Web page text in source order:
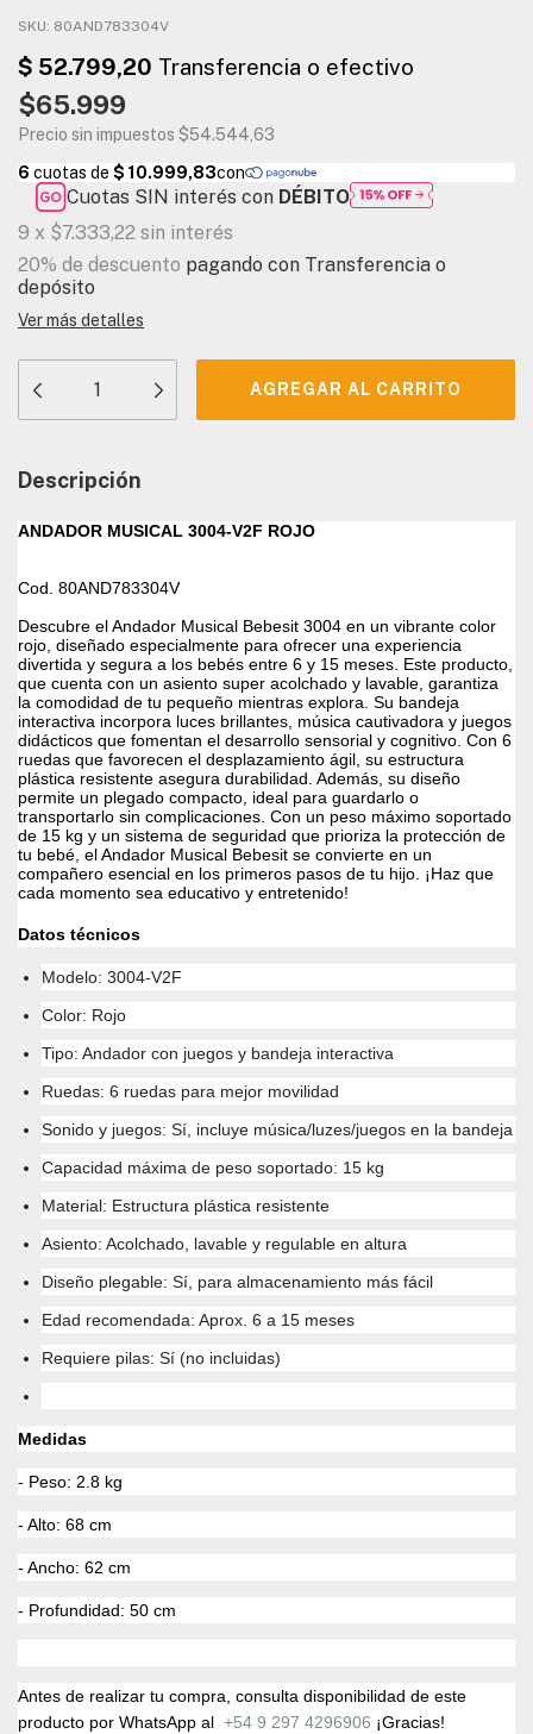
SKU: 80AND783304V
$65.999
Precio sin impuestos $54.544,63
Cuotas SIN interés con DÉBITO
9 x $7.333,22 sin interés
20% de descuento pagando con Transferencia o
depósito
Ver más detalles
Descripción
ANDADOR MUSICAL 3004-V2F ROJO
Cod. 80AND783304V
Descubre el Andador Musical Bebesit 3004 en un vibrante color
rojo, diseñado especialmente para ofrecer una experiencia
divertida y segura a los bebés entre 6 y 15 meses. Este producto,
que cuenta con un asiento super acolchado y lavable, garantiza
la comodidad de tu pequeño mientras explora. Su bandeja
interactiva incorpora luces brillantes, música cautivadora y juegos
didácticos que fomentan el desarrollo sensorial y cognitivo. Con 6
ruedas que favorecen el desplazamiento ágil, su estructura
plástica resistente asegura durabilidad. Además, su diseño
permite un plegado compacto, ideal para guardarlo o
transportarlo sin complicaciones. Con un peso máximo soportado
de 15 kg y un sistema de seguridad que prioriza la protección de
tu bebé, el Andador Musical Bebesit se convierte en un
compañero esencial en los primeros pasos de tu hijo. ¡Haz que
cada momento sea educativo y entretenido!
Datos técnicos
Modelo: 3004-V2F
Color: Rojo
Tipo: Andador con juegos y bandeja interactiva
Ruedas: 6 ruedas para mejor movilidad
Sonido y juegos: Sí, incluye música/luzes/juegos en la bandeja
Capacidad máxima de peso soportado: 15 kg
Material: Estructura plástica resistente
Asiento: Acolchado, lavable y regulable en altura
Diseño plegable: Sí, para almacenamiento más fácil
Edad recomendada: Aprox. 6 a 15 meses
Requiere pilas: Sí (no incluidas)
Medidas
- Peso: 2.8 kg
- Alto: 68 cm
- Ancho: 62 cm
- Profundidad: 50 cm
Antes de realizar tu compra, consulta disponibilidad de este
producto por WhatsApp al +54 9 297 4296906 ¡Gracias!